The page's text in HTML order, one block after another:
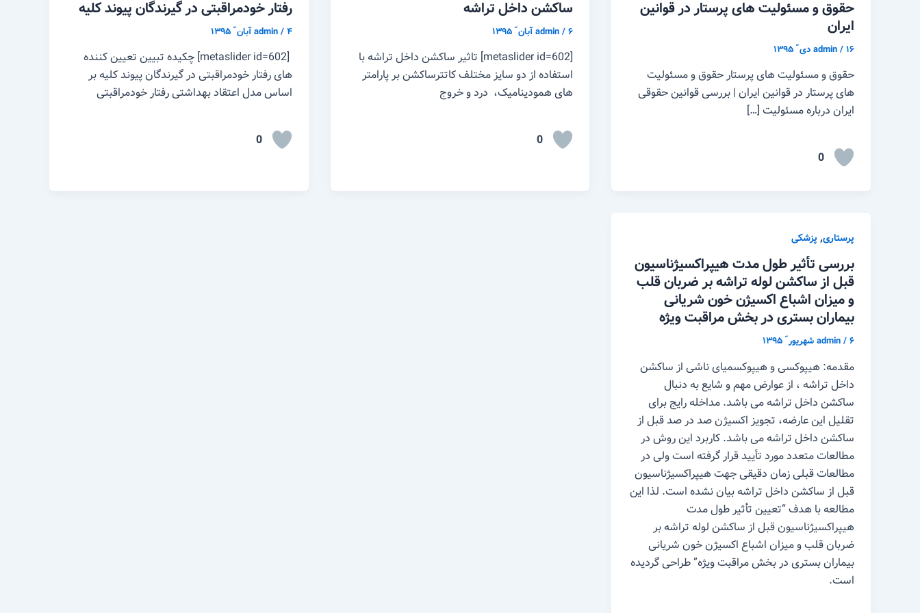
حقوق و مسئولیت های پرستار در قوانین
ایران
admin/۱۶ دی ّ ۱۳۹۵
حقوق و مسئولیت های پرستار حقوق و مسئولیت
های پرستار در قوانین ایران | بررسی قوانین حقوقی
ایران درباره مسئولیت […]
0
ساکشن داخل تراشه
admin/۶ آبان ّ ۱۳۹۵
[metaslider id=602] تاثیر ساکشن داخل تراشه با
استفاده از دو سایز مختلف کاتترساکشن بر پارامتر
های همودینامیک، درد و خروج
0
رفتار خودمراقبتی در گیرندگان پیوند کلیه
admin/۴ آبان ّ ۱۳۹۵
[metaslider id=602] چکیده تبیین تعیین کننده
های رفتار خودمراقبتی در گیرندگان پیوند کلیه بر
اساس مدل اعتقاد بهداشتی رفتار خودمراقبتی
0
پرستاری, پزشکی
بررسی تأثیر طول مدت هیپراکسیژناسیون
قبل از ساکشن لوله تراشه بر ضربان قلب
و میزان اشباع اکسیژن خون شریانی
بیماران بستری در بخش مراقبت ویژه
admin/۶ شهریور ّ ۱۳۹۵
مقدمه: هیپوکسی و هیپوکسمیای ناشی از ساکشن
داخل تراشه ، از عوارض مهم و شایع به دنبال
ساکشن داخل تراشه می باشد. مداخله رایج برای
تقلیل این عارضه، تجویز اکسیژن صد در صد قبل از
ساکشن داخل تراشه می باشد. کاربرد این روش در
مطالعات متعدد مورد تأیید قرار گرفته است ولی در
مطالعات قبلی زمان دقیقی جهت هیپراکسیژناسیون
قبل از ساکشن داخل تراشه بیان نشده است. لذا این
مطالعه با هدف “تعیین تأثیر طول مدت
هیپراکسیژناسیون قبل از ساکشن لوله تراشه بر
ضربان قلب و میزان اشباع اکسیژن خون شریانی
بیماران بستری در بخش مراقبت ویژه” طراحی گردیده
است.